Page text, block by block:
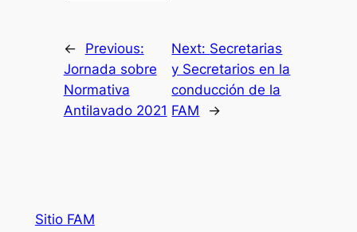
←
Previous:
Jornada sobre
Normativa
Antilavado 2021
Next: Secretarias
y Secretarios en la
conducción de la
FAM
→
Sitio FAM